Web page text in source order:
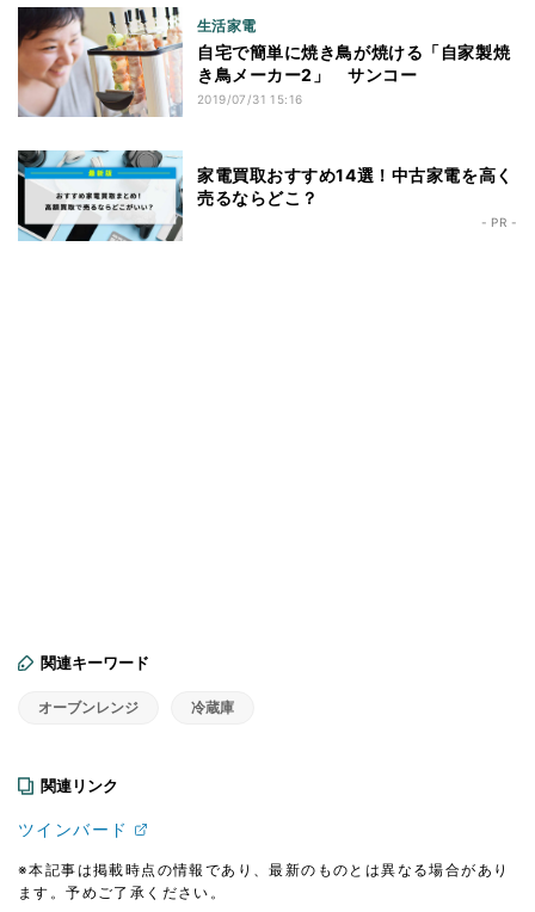
生活家電
自宅で簡単に焼き鳥が焼ける「自家製焼
き鳥メーカー2」 サンコー
2019/07/31 15:16
家電買取おすすめ14選！中古家電を高く
売るならどこ？
- PR -
関連キーワード
オーブンレンジ 冷蔵庫
関連リンク
ツインバード
※本記事は掲載時点の情報であり、最新のものとは異なる場合があり
ます。予めご了承ください。